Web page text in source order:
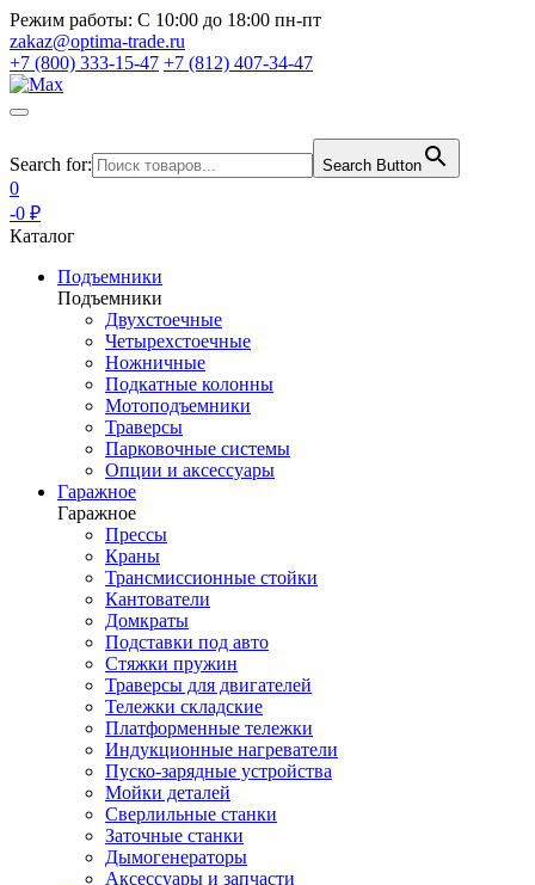
Режим работы: С 10:00 до 18:00 пн-пт
zakaz@optima-trade.ru
+7 (800) 333-15-47 +7 (812) 407-34-47
Search for: Search Button
0
-0 ₽
Каталог
Подъемники
Подъемники
Двухстоечные
Четырехстоечные
Ножничные
Подкатные колонны
Мотоподъемники
Траверсы
Парковочные системы
Опции и аксессуары
Гаражное
Гаражное
Прессы
Краны
Трансмиссионные стойки
Кантователи
Домкраты
Подставки под авто
Стяжки пружин
Траверсы для двигателей
Тележки складские
Платформенные тележки
Индукционные нагреватели
Пуско-зарядные устройства
Мойки деталей
Сверлильные станки
Заточные станки
Дымогенераторы
Аксессуары и запчасти